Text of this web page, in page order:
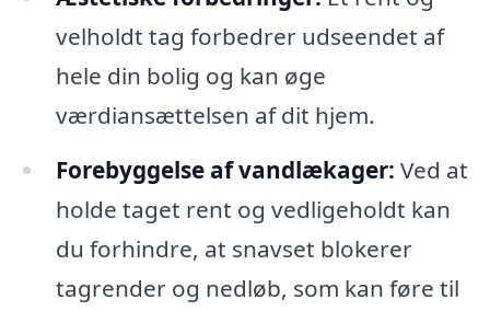
velholdt tag forbedrer udseendet af
hele din bolig og kan øge
værdiansættelsen af dit hjem.
Forebyggelse af vandlækager: Ved at
holde taget rent og vedligeholdt kan
du forhindre, at snavset blokerer
tagrender og nedløb, som kan føre til